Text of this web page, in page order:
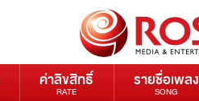
ค่าลิขสิทธิ์
RATE
รายชื่อเพลง
SONG